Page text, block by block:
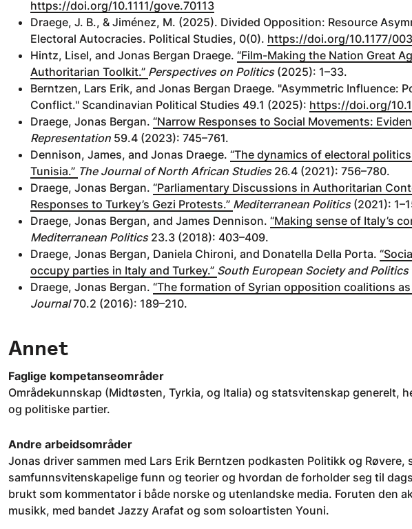
https://doi.org/10.1111/gove.70113
Draege, J. B., & Jiménez, M. (2025). Divided Opposition: Resource
Electoral Autocracies. Political Studies, 0(0). https://doi.org/10.1177/
Hintz, Lisel, and Jonas Bergan Draege. “Film-Making the Nation Great
Authoritarian Toolkit.” Perspectives on Politics(2025): 1–33.
Berntzen, Lars Erik, and Jonas Bergan Draege. "Asymmetric Influence:
Conflict." Scandinavian Political Studies 49.1 (2025): https://doi.org/
Draege, Jonas Bergan. “Narrow Responses to Social Movements:
Representation 59.4 (2023): 745–761.
Dennison, James, and Jonas Draege. “The dynamics of electoral
Tunisia.” The Journal of North African Studies26.4 (2021): 756–780.
Draege, Jonas Bergan. “Parliamentary Discussions in Authoritarian
Responses to Turkey’s Gezi Protests.” Mediterranean Politics(2021):
Draege, Jonas Bergan, and James Dennison. “Making sense of Italy’s
Mediterranean Politics23.3 (2018): 403–409.
Draege, Jonas Bergan, Daniela Chironi, and Donatella Della Porta.
occupy parties in Italy and Turkey.” South European Society and Politics
Draege, Jonas Bergan. “The formation of Syrian opposition coalitions
Journal70.2 (2016): 189–210.
Annet
Faglige kompetanseområder
Områdekunnskap (Midtøsten, Tyrkia, og Italia) og statsvitenskap generelt,
og politiske partier.
Andre arbeidsområder
Jonas driver sammen med Lars Erik Berntzen podkasten Politikk og Røvere,
samfunnsvitenskapelige funn og teorier og hvordan de forholder seg til
brukt som kommentator i både norske og utenlandske media. Foruten den
musikk, med bandet Jazzy Arafat og som soloartisten Youni.